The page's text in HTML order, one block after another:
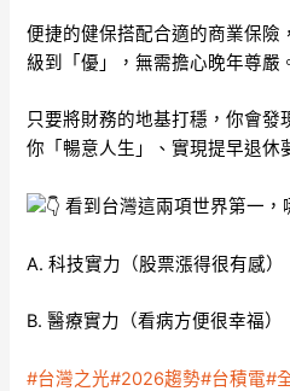
便捷的健保搭配合適的商業保險
級到「優」，無需擔心晚年尊嚴
只要將財務的地基打穩，你會發
你「暢意人生」、實現提早退休
看到台灣這兩項世界第一，
A. 科技實力（股票漲得很有感）
B. 醫療實力（看病方便很幸福）
#台灣之光#2026趨勢#台積電#